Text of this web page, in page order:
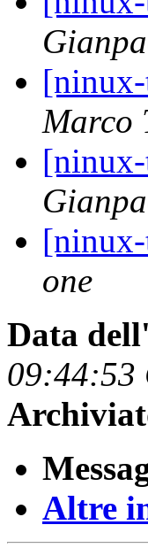
Marco
one
Data
09:44:53
Altre